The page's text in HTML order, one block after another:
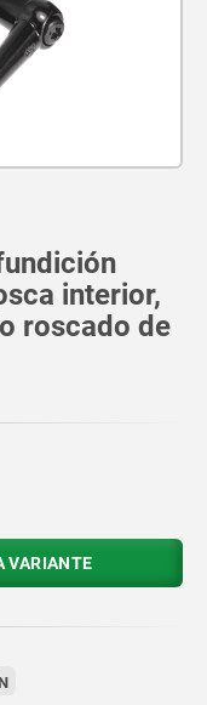
interior,
roscado de
VARIANTE